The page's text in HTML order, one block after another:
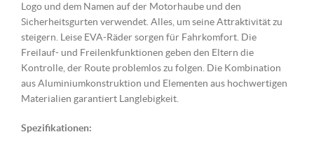
Logo und dem Namen auf der Motorhaube und den
Sicherheitsgurten verwendet. Alles, um seine Attraktivität zu
steigern. Leise EVA-Räder sorgen für Fahrkomfort. Die
Freilauf- und Freilenkfunktionen geben den Eltern die
Kontrolle, der Route problemlos zu folgen. Die Kombination
aus Aluminiumkonstruktion und Elementen aus hochwertigen
Materialien garantiert Langlebigkeit.
Spezifikationen: